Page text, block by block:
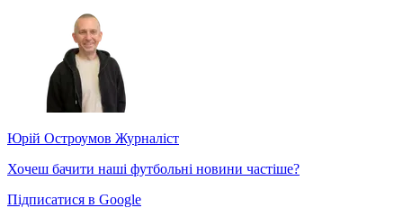
Юрій Остроумов Журналіст
Хочеш бачити наші футбольні новини частіше?
Підписатися в Google